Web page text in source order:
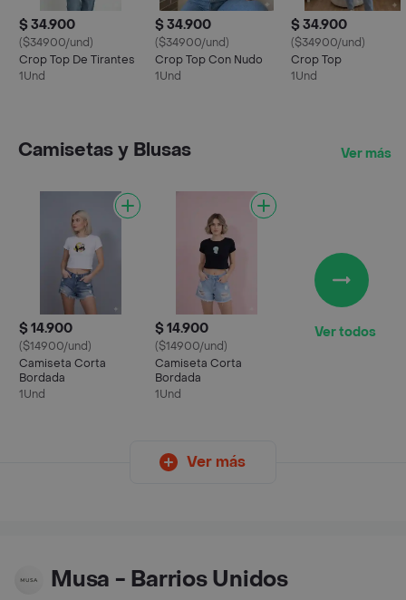
$ 34.900
($34900/und)
Crop Top De Tirantes
1Und
$ 34.900
($34900/und)
Crop Top Con Nudo
1Und
$ 34.900
($34900/und)
Crop Top
1Und
Camisetas y Blusas Ver más
$ 14.900
($14900/und)
Camiseta Corta
Bordada
1Und
$ 14.900
($14900/und)
Camiseta Corta
Bordada
1Und
Ver todos
Ver más
Musa - Barrios Unidos